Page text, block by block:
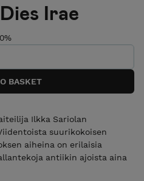
Irae
Ilkka Sariolan
suurikokoisen
aiheina on erilaisia
antiikin ajoista aina